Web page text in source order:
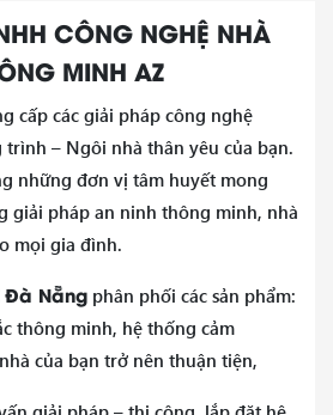
CÔNG NGHỆ NHÀ
MINH AZ
cấp các giải pháp công nghệ
– Ngôi nhà thân yêu của bạn.
những đơn vị tâm huyết mong
giải pháp an ninh thông minh, nhà
mọi gia đình.
Đà Nẵng phân phối các sản phẩm:
thông minh, hệ thống cảm
của bạn trở nên thuận tiện,